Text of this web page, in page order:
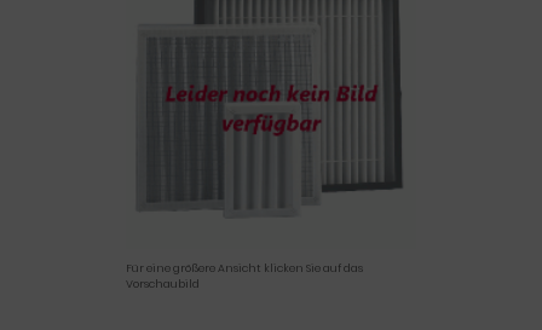
Für eine größere Ansicht klicken Sie auf das
Vorschaubild